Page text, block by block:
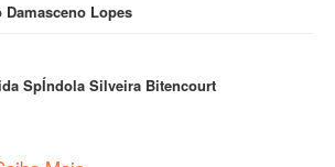
Lopes
SpÍndola Silveira Bitencourt